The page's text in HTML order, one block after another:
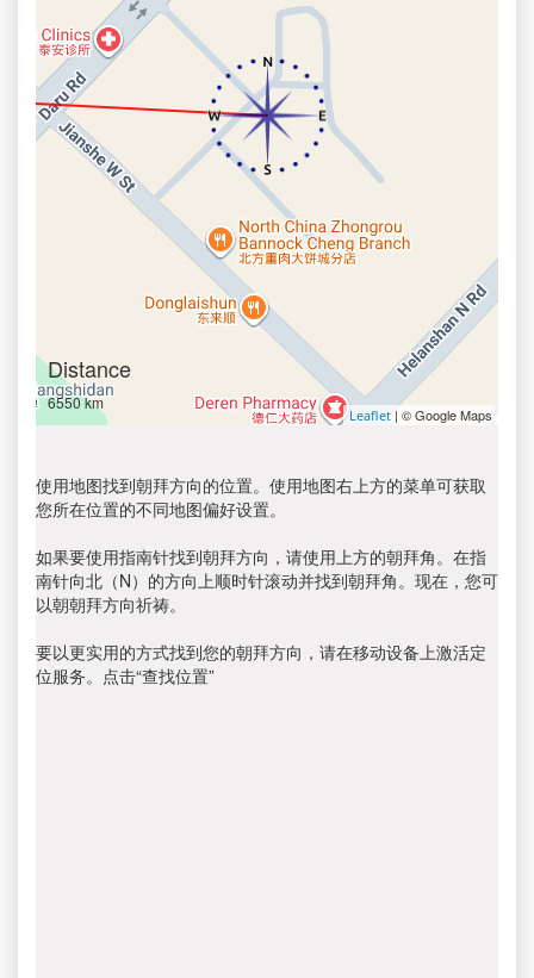
Distance
6550 km
Leaflet | © Google Maps
使用地图找到朝拜方向的位置。使用地图右上方的菜单可获取
您所在位置的不同地图偏好设置。
如果要使用指南针找到朝拜方向，请使用上方的朝拜角。在指
南针向北（N）的方向上顺时针滚动并找到朝拜角。现在，您可
以朝朝拜方向祈祷。
要以更实用的方式找到您的朝拜方向，请在移动设备上激活定
位服务。点击“查找位置”